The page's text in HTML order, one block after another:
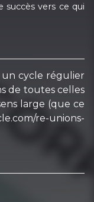
vers ce qui
un cycle régulier
de toutes celles
large (que ce
re-unions-